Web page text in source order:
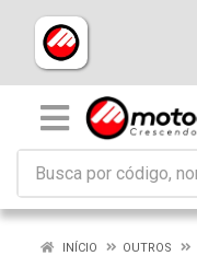
INÍCIO OUTROS